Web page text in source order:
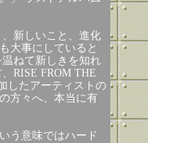
新しいこと、進化
大事にしていると
ねて新しきを知れ
RISE FROM THE
したアーティストの
方々へ、本当に有
う意味ではハード